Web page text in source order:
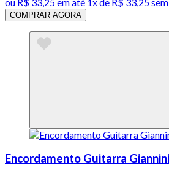
COMPRAR AGORA
Encordamento Guitarra